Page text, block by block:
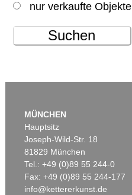
nur verkaufte Objekte
Suchen
MÜNCHEN
Hauptsitz
Joseph-Wild-Str. 18
81829 München
Tel.: +49 (0)89 55 244-0
Fax: +49 (0)89 55 244-177
info@kettererkunst.de